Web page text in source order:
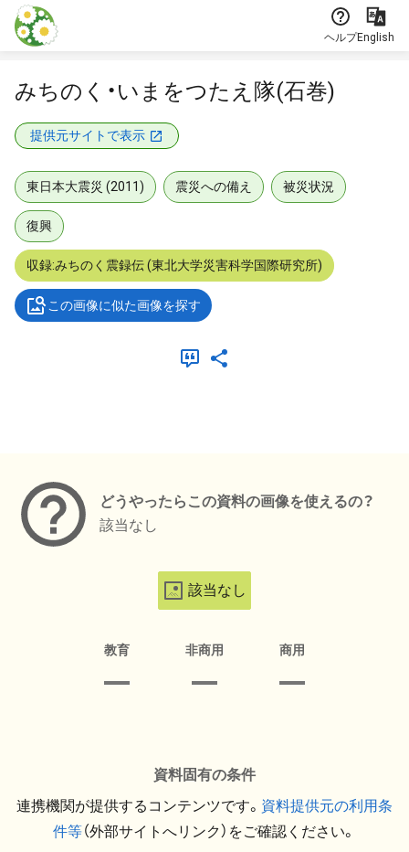
本文に飛ぶ
ヘルプEnglish
みちのく・いまをつたえ隊(石巻)
提供元サイトで表示
東日本大震災 (2011) 震災への備え 被災状況
復興
収録:みちのく震録伝 (東北大学災害科学国際研究所)
この画像に似た画像を探す
どうやったらこの資料の画像を使えるの？
該当なし
該当なし
教育 非商用 商用
資料固有の条件
連携機関が提供するコンテンツです。 資料提供元の利用条
件等（外部サイトへリンク）をご確認ください。